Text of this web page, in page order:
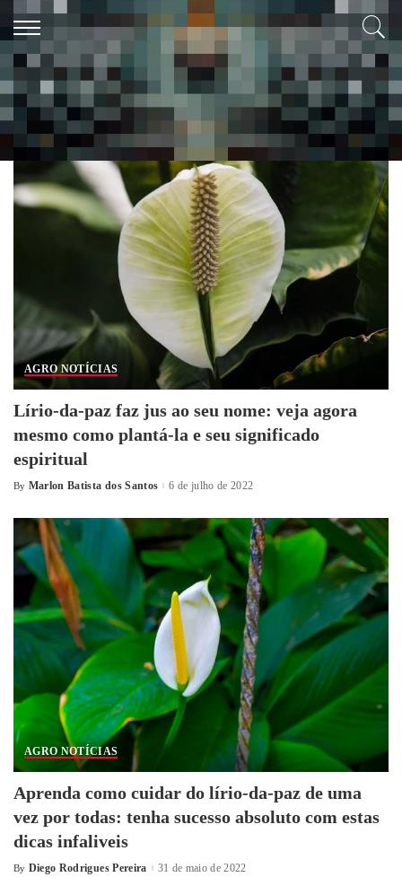
Tag: lírio da paz
AGRO NOTÍCIAS
Lírio-da-paz faz jus ao seu nome: veja agora
mesmo como plantá-la e seu significado
espiritual
By Marlon Batista dos Santos 6 de julho de 2022
AGRO NOTÍCIAS
Aprenda como cuidar do lírio-da-paz de uma
vez por todas: tenha sucesso absoluto com estas
dicas infaliveis
By Diego Rodrigues Pereira 31 de maio de 2022